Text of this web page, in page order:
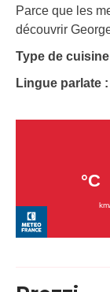
Parce que les
découvrir
Type de
Lingue parlate :